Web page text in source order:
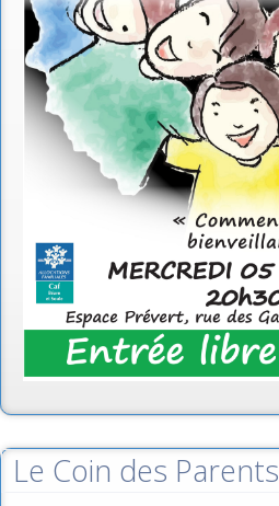
Le Coin des Parents